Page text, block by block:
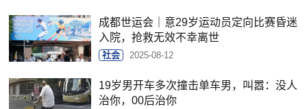
成都世运会｜意29岁运动员定向比赛昏迷
入院，抢救无效不幸离世
社会 2025-08-12
19岁男开车多次撞击单车男，叫嚣：没人
治你，00后治你